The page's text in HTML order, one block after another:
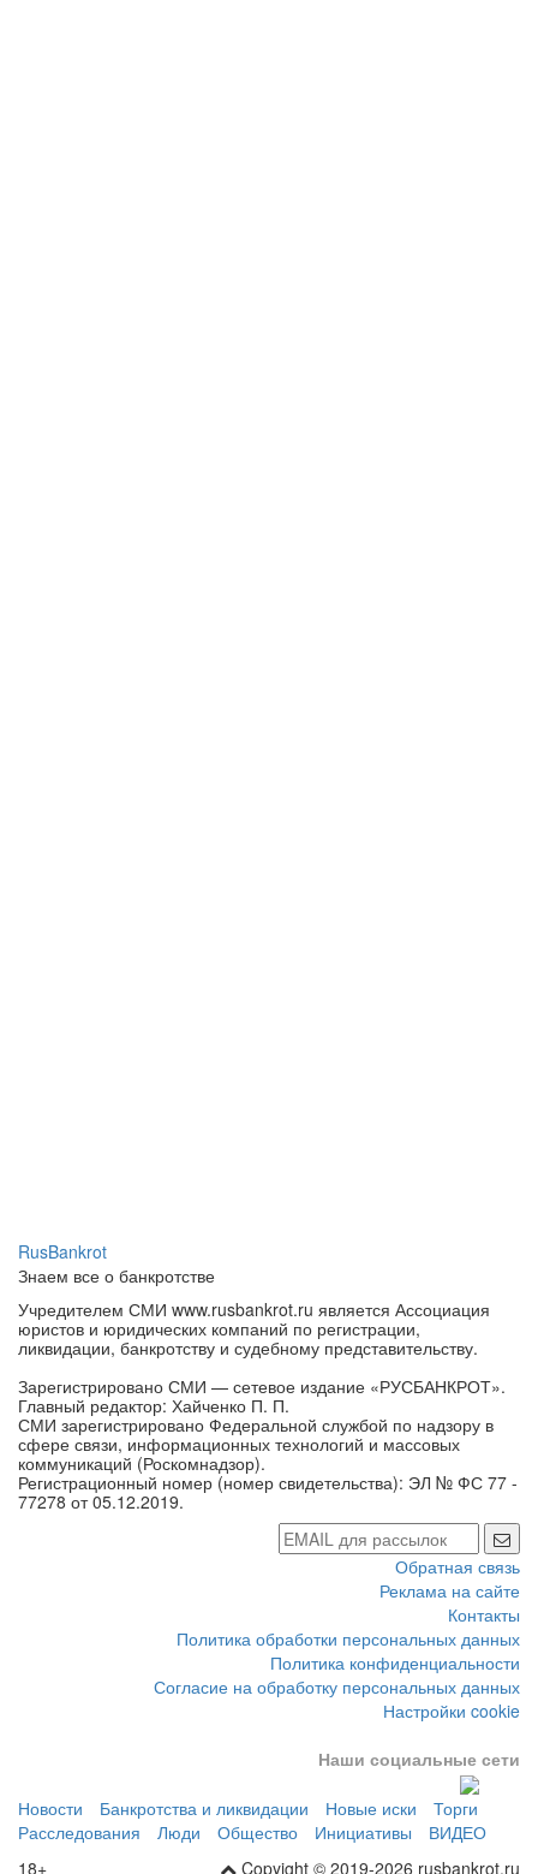
Учредителем СМИ www.rusbankrot.ru является Ассоциация
юристов и юридических компаний по регистрации,
ликвидации, банкротству и судебному представительству.
Зарегистрировано СМИ — сетевое издание «РУСБАНКРОТ».
Главный редактор: Хайченко П. П.
СМИ зарегистрировано Федеральной службой по надзору в
сфере связи, информационных технологий и массовых
коммуникаций (Роскомнадзор).
Регистрационный номер (номер свидетельства): ЭЛ № ФС 77 -
77278 от 05.12.2019.
Обратная связь
Реклама на сайте
Контакты
Политика обработки персональных данных
Политика конфиденциальности
Согласие на обработку персональных данных
Настройки cookie
Наши социальные сети
Новые иски
Торги
ВИДЕО
Copyight © 2019-2026 rusbankrot.ru
18+
При любом использовании материалов сайта в сети Интернет,
пользователь обязан указать источник в виде гиперссылки на